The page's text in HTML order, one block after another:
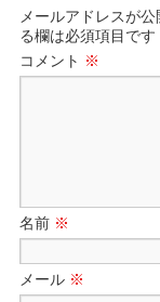
メールアドレスが
る欄は必須項目です
コメント ※
名前 ※
メール ※